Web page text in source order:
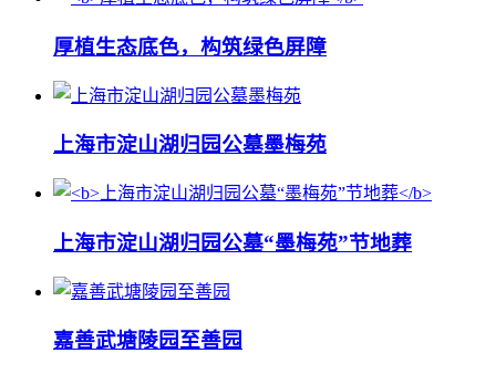
厚植生态底色，构筑绿色屏障
上海市淀山湖归园公墓墨梅苑
上海市淀山湖归园公墓“墨梅苑”节地葬
嘉善武塘陵园至善园